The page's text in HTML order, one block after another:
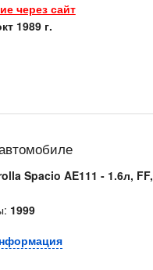
через сайт
1989 г.
Spacio AE111 - 1.6л,
1999